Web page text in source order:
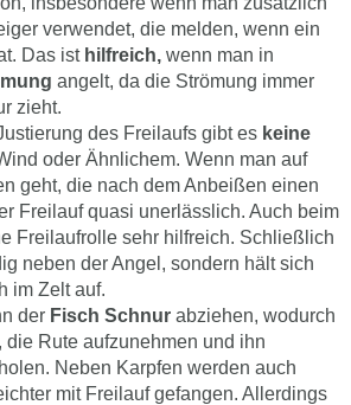
verwendet, die melden, wenn ein
Das ist hilfreich, wenn man in
angelt, da die Strömung immer
zieht.
des Freilaufs gibt es keine
oder Ähnlichem. Wenn man auf
geht, die nach dem Anbeißen einen
Freilauf quasi unerlässlich. Auch beim
Freilaufrolle sehr hilfreich. Schließlich
neben der Angel, sondern hält sich
im Zelt auf.
der Fisch Schnur abziehen, wodurch
Rute aufzunehmen und ihn
Neben Karpfen werden auch
mit Freilauf gefangen. Allerdings